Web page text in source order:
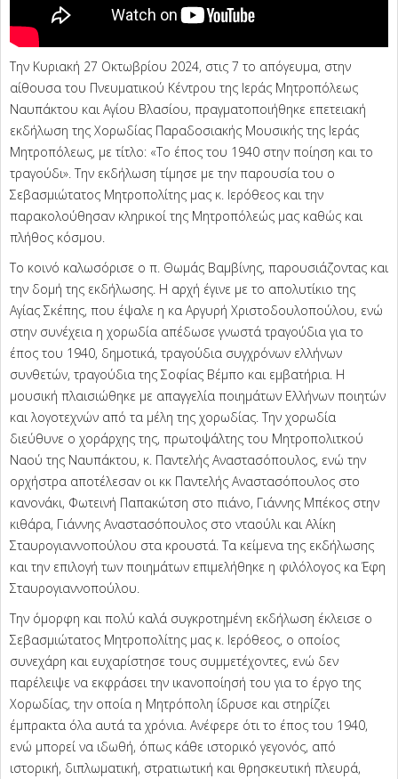
Την Κυριακή 27 Οκτωβρίου 2024, στις 7 το απόγευμα, στην
αίθουσα του Πνευματικού Κέντρου της Ιεράς Μητροπόλεως
Ναυπάκτου και Αγίου Βλασίου, πραγματοποιήθηκε επετειακή
εκδήλωση της Χορωδίας Παραδοσιακής Μουσικής της Ιεράς
Μητροπόλεως, με τίτλο: «Το έπος του 1940 στην ποίηση και το
τραγούδι». Την εκδήλωση τίμησε με την παρουσία του ο
Σεβασμιώτατος Μητροπολίτης μας κ. Ιερόθεος και την
παρακολούθησαν κληρικοί της Μητροπόλεώς μας καθώς και
πλήθος κόσμου.
Το κοινό καλωσόρισε ο π. Θωμάς Βαμβίνης, παρουσιάζοντας και
την δομή της εκδήλωσης. Η αρχή έγινε με το απολυτίκιο της
Αγίας Σκέπης, που έψαλε η κα Αργυρή Χριστοδουλοπούλου, ενώ
στην συνέχεια η χορωδία απέδωσε γνωστά τραγούδια για το
έπος του 1940, δημοτικά, τραγούδια συγχρόνων ελλήνων
συνθετών, τραγούδια της Σοφίας Βέμπο και εμβατήρια. Η
μουσική πλαισιώθηκε με απαγγελία ποιημάτων Ελλήνων ποιητών
και λογοτεχνών από τα μέλη της χορωδίας. Την χορωδία
διεύθυνε ο χοράρχης της, πρωτοψάλτης του Μητροπολιτκού
Ναού της Ναυπάκτου, κ. Παντελής Αναστασόπουλος, ενώ την
ορχήστρα αποτέλεσαν οι κκ Παντελής Αναστασόπουλος στο
κανονάκι, Φωτεινή Παπακώτση στο πιάνο, Γιάννης Μπέκος στην
κιθάρα, Γιάννης Αναστασόπουλος στο νταούλι και Αλίκη
Σταυρογιαννοπούλου στα κρουστά. Τα κείμενα της εκδήλωσης
και την επιλογή των ποιημάτων επιμελήθηκε η φιλόλογος κα Έφη
Σταυρογιαννοπούλου.
Την όμορφη και πολύ καλά συγκροτημένη εκδήλωση έκλεισε ο
Σεβασμιώτατος Μητροπολίτης μας κ. Ιερόθεος, ο οποίος
συνεχάρη και ευχαρίστησε τους συμμετέχοντες, ενώ δεν
παρέλειψε να εκφράσει την ικανοποίησή του για το έργο της
Χορωδίας, την οποία η Μητρόπολη ίδρυσε και στηρίζει
έμπρακτα όλα αυτά τα χρόνια. Ανέφερε ότι το έπος του 1940,
ενώ μπορεί να ιδωθή, όπως κάθε ιστορικό γεγονός, από
ιστορική, διπλωματική, στρατιωτική και θρησκευτική πλευρά,